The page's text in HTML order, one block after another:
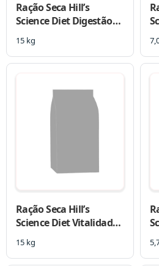
Ração Seca Hill’s
Science Diet Digestão
Perfeita Frango para
Cães Adultos Porte
Pequeno e Mini
15 kg
Ração Seca Hill’s
Science Diet Vitalidade
Sênior Frango para
Cães Idosos
15 kg